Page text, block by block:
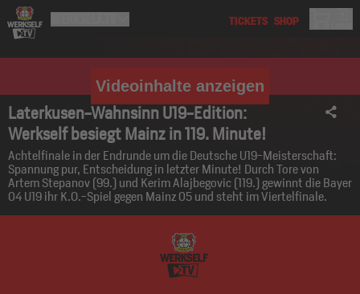
Videoinhalte anzeigen
Laterkusen-Wahnsinn U19-Edition:
Werkself besiegt Mainz in 119. Minute!
Achtelfinale in der Endrunde um die Deutsche U19-Meisterschaft:
Spannung pur, Entscheidung in letzter Minute! Durch Tore von
Artem Stepanov (99.) und Kerim Alajbegovic (119.) gewinnt die Bayer
04 U19 ihr K.O.-Spiel gegen Mainz 05 und steht im Viertelfinale.